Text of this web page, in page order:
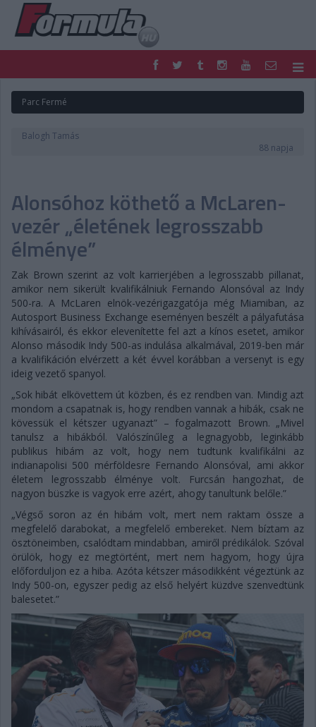
FORMULA
MOTOR
NEMZETKÖZI
DIGITÁLIS MAGAZIN
PONTÁLLÁSOK
VERSENYNAPTÁRAK
Parc Fermé
Balogh Tamás
88 napja
Alonsóhoz köthető a McLaren-
vezér „életének legrosszabb
élménye”
Zak Brown szerint az volt karrierjében a legrosszabb pillanat,
amikor nem sikerült kvalifikálniuk Fernando Alonsóval az Indy
500-ra. A McLaren elnök-vezérigazgatója még Miamiban, az
Autosport Business Exchange eseményen beszélt a pályafutása
kihívásairól, és ekkor elevenítette fel azt a kínos esetet, amikor
Alonso második Indy 500-as indulása alkalmával, 2019-ben már
a kvalifikáción elvérzett a két évvel korábban a versenyt is egy
ideig vezető spanyol.
„Sok hibát elkövettem út közben, és ez rendben van. Mindig azt
mondom a csapatnak is, hogy rendben vannak a hibák, csak ne
kövessük el kétszer ugyanazt” – fogalmazott Brown. „Mivel
tanulsz a hibákból. Valószínűleg a legnagyobb, leginkább
publikus hibám az volt, hogy nem tudtunk kvalifikálni az
indianapolisi 500 mérföldesre Fernando Alonsóval, ami akkor
életem legrosszabb élménye volt. Furcsán hangozhat, de
nagyon büszke is vagyok erre azért, ahogy tanultunk belőle.”
„Végső soron az én hibám volt, mert nem raktam össze a
megfelelő darabokat, a megfelelő embereket. Nem bíztam az
ösztöneimben, csalódtam mindabban, amiről prédikálok. Szóval
örülök, hogy ez megtörtént, mert nem hagyom, hogy újra
előforduljon ez a hiba. Azóta kétszer másodikként végeztünk az
Indy 500-on, egyszer pedig az első helyért küzdve szenvedtünk
balesetet.”